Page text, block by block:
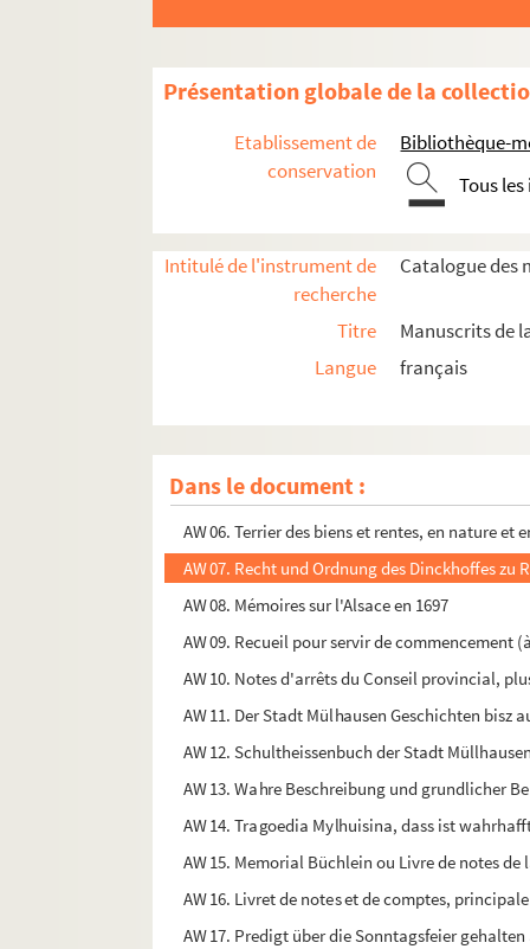
Présentation globale de la
Etablissement de
conservation
Bibliothèque-
Tous
Intitulé de l'instrument de
recherche
Catalogue des
Titre
Manuscrits de
Langue
français
Dans le document :
AW 02. Livre d'heures flamand
AW 03. Heures à l'usage de Rome
AW 04. Recueil d'offices à l'usage franciscain
AW 05. Urbar über des Dingchoffs zu
AW 06. Terrier des biens et rentes, en nature
AW 07. Recht und Ordnung des Dinckhoffes
AW 08. Mémoires sur l'Alsace en 1697
AW 09. Recueil pour servir de
AW 10. Notes d'arrêts du Conseil provincial,
AW 11. Der Stadt Mülhausen Geschichten bisz
AW 12. Schultheissenbuch der Stadt
AW 13. Wahre Beschreibung und grundlicher
AW 14. Tragoedia Mylhuisina, dass ist
AW 15. Memorial Büchlein ou Livre de notes
AW 16. Livret de notes et de comptes,
AW 17. Predigt über die Sonntagsfeier